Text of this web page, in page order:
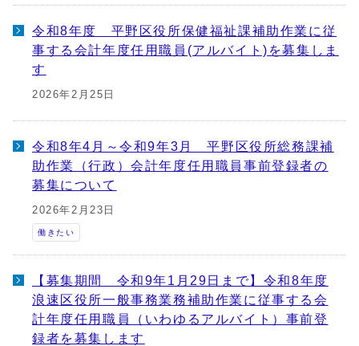
令和8年度 平野区役所保健福祉課補助作業に従
事する会計年度任用職員(アルバイト)を募集しま
す
2026年2月25日
令和8年4月～令和9年3月 平野区役所総務課補
助作業（行政）会計年度任用職員事前登録者の
募集について
2026年2月23日
働きたい
【募集期間 令和9年1月29日まで】令和8年度
浪速区役所一般事務業務補助作業に従事する会
計年度任用職員（いわゆるアルバイト）事前登
録者を募集します